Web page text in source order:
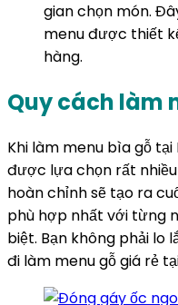
gian chọn món.
menu được thiết
hàng.
Quy cách làm
Khi làm menu bìa gỗ
được lựa chọn rất
hoàn chỉnh sẽ tạo ra
phù hợp nhất với từng
biệt. Bạn không phải lo
đi làm menu gỗ giá rẻ